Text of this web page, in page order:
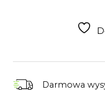
SUPREMO
Darmowa